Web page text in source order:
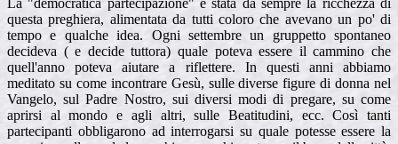
La "democratica partecipazione" é stata da sempre la ricchezza di
questa preghiera, alimentata da tutti coloro che avevano un po' di
tempo e qualche idea. Ogni settembre un gruppetto spontaneo
decideva ( e decide tuttora) quale poteva essere il cammino che
quell'anno poteva aiutare a riflettere. In questi anni abbiamo
meditato su come incontrare Gesù, sulle diverse figure di donna nel
Vangelo, sul Padre Nostro, sui diversi modi di pregare, su come
aprirsi al mondo e agli altri, sulle Beatitudini, ecc. Così tanti
partecipanti obbligarono ad interrogarsi su quale potesse essere la